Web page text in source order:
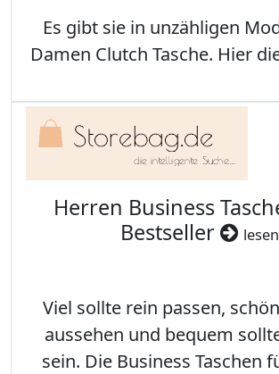
Es gibt sie in unzähligen
Damen Clutch Tasche. Hier
Herren Business
Bestseller
lesen
Viel sollte rein passen,
aussehen und bequem
sein. Die Business Taschen